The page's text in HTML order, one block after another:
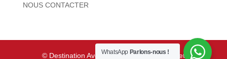
NOUS CONTACTER
© Destination Aventure 2021 - Conception et
WhatsApp Parlons-nous !